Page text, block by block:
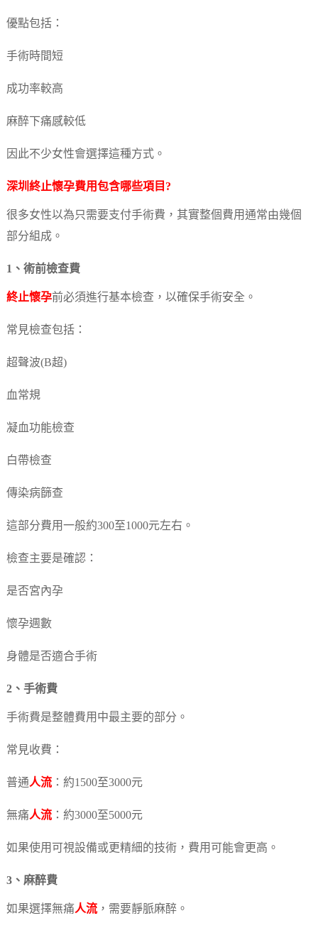
優點包括：
手術時間短
成功率較高
麻醉下痛感較低
因此不少女性會選擇這種方式。
深圳 終止懷孕費用包含哪些項目?
很多女性以為只需要支付手術費，其實整個費用通常由幾個
部分組成。
1、術前檢查費
終止懷孕前必須進行基本檢查，以確保手術安全。
常見檢查包括：
超聲波(B超)
血常規
凝血功能檢查
白帶檢查
傳染病篩查
這部分費用一般約300至1000元左右。
檢查主要是確認：
是否宮內孕
懷孕週數
身體是否適合手術
2、手術費
手術費是整體費用中最主要的部分。
常見收費：
普通人流：約1500至3000元
無痛人流：約3000至5000元
如果使用可視設備或更精細的技術，費用可能會更高。
3、麻醉費
如果選擇無痛人流，需要靜脈麻醉。